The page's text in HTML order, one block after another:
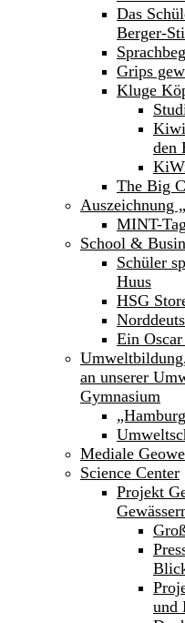
Das
Berger-
Grips
Kluge
den
The Big
Auszeichnung
MINT-Tag
School &
Schüler
Huus
HSG
Ein
an unserer
Gymnasium
Mediale
Science Center
Projekt
und